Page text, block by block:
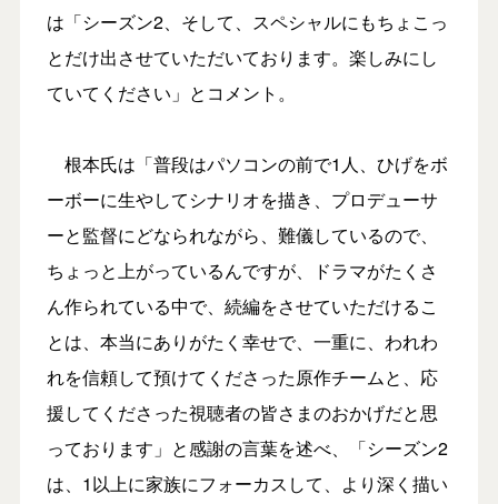
は「シーズン2、そして、スペシャルにもちょこっ
とだけ出させていただいております。楽しみにし
ていてください」とコメント。
根本氏は「普段はパソコンの前で1人、ひげをボ
ーボーに生やしてシナリオを描き、プロデューサ
ーと監督にどなられながら、難儀しているので、
ちょっと上がっているんですが、ドラマがたくさ
ん作られている中で、続編をさせていただけるこ
とは、本当にありがたく幸せで、一重に、われわ
れを信頼して預けてくださった原作チームと、応
援してくださった視聴者の皆さまのおかげだと思
っております」と感謝の言葉を述べ、「シーズン2
は、1以上に家族にフォーカスして、より深く描い